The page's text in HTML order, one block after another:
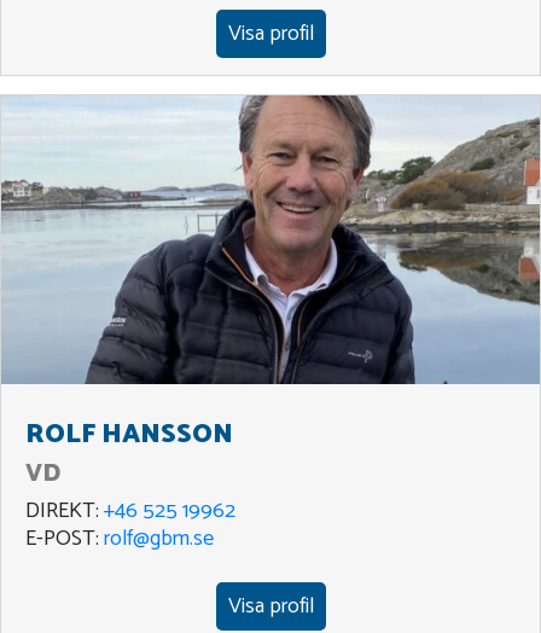
Visa profil
ROLF HANSSON
VD
DIREKT:+46 525 19962
E-POST:rolf@gbm.se
Visa profil